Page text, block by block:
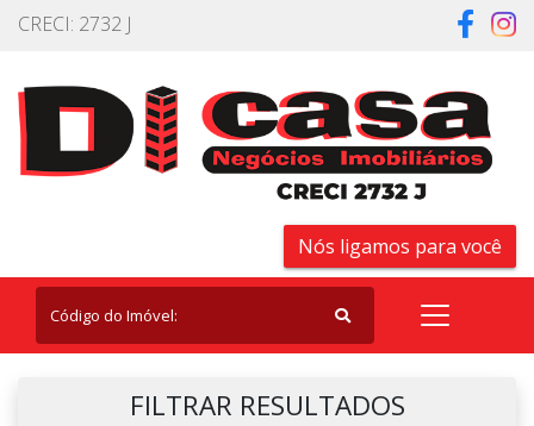
CRECI: 2732 J
Nós ligamos para você
FILTRAR RESULTADOS